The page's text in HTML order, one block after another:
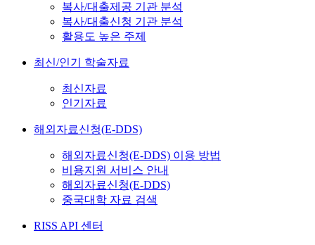
복사/대출제공 기관 분석
복사/대출신청 기관 분석
활용도 높은 주제
최신/인기 학술자료
최신자료
인기자료
해외자료신청(E-DDS)
해외자료신청(E-DDS) 이용 방법
비용지원 서비스 안내
해외자료신청(E-DDS)
중국대학 자료 검색
RISS API 센터